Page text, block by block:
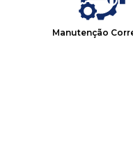
Manutenção